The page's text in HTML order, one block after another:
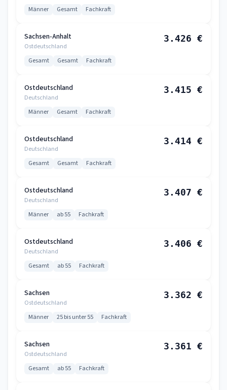
Männer Gesamt Fachkraft
Sachsen-Anhalt
Ostdeutschland
3.426 €
Gesamt Gesamt Fachkraft
Ostdeutschland
Deutschland
3.415 €
Männer Gesamt Fachkraft
Ostdeutschland
Deutschland
3.414 €
Gesamt Gesamt Fachkraft
Ostdeutschland
Deutschland
3.407 €
Männer ab 55 Fachkraft
Ostdeutschland
Deutschland
3.406 €
Gesamt ab 55 Fachkraft
Sachsen
Ostdeutschland
3.362 €
Männer 25 bis unter 55 Fachkraft
Sachsen
Ostdeutschland
3.361 €
Gesamt ab 55 Fachkraft